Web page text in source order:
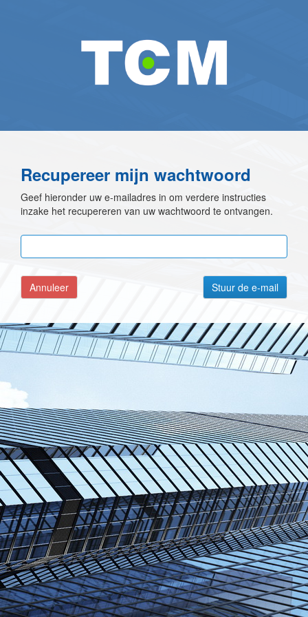
Recupereer mijn wachtwoord
Geef hieronder uw e-mailadres in om verdere instructies
inzake het recupereren van uw wachtwoord te ontvangen.